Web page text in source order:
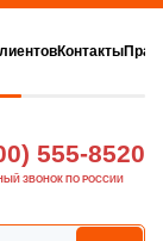
Контакты
555-8520
ЗВОНОК ПО РОССИИ